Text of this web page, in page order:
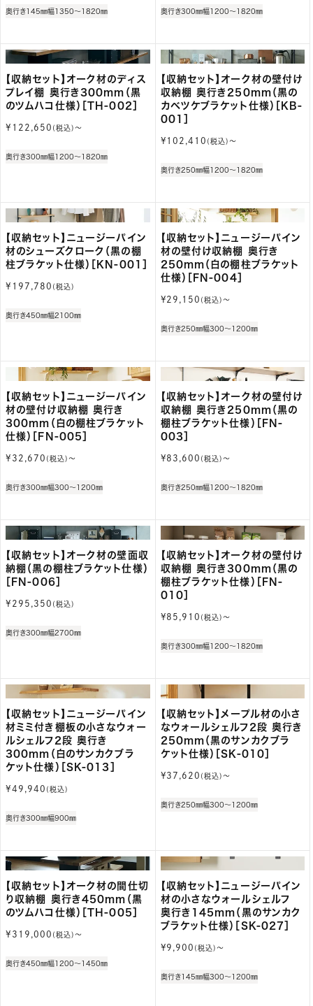
格
奥行き145㎜幅1350～1820㎜
格
奥行き300㎜幅1200～1820㎜
【収納セット】オーク材のディス
プレイ棚 奥行き300mm（黒
のツムハコ仕様）［TH-002］
通
格
¥122,650 (税込)〜
奥行き300㎜幅1200～1820㎜
【収納セット】オーク材の壁付け
収納棚 奥行き250mm（黒の
カベツケブラケット仕様）［KB-
001］
通
格
¥102,410 (税込)〜
奥行き250㎜幅1200～1820㎜
【収納セット】ニュージーパイン
材のシューズクローク（黒の棚
柱ブラケット仕様）［KN-001］
通
格
¥197,780 (税込)
奥行き450㎜幅2100㎜
【収納セット】ニュージーパイン
材の壁付け収納棚 奥行き
250mm（白の棚柱ブラケット
仕様）［FN-004］
通
格
¥29,150 (税込)〜
奥行き250㎜幅300～1200㎜
【収納セット】ニュージーパイン
材の壁付け収納棚 奥行き
300mm（白の棚柱ブラケット
仕様）［FN-005］
通
格
¥32,670 (税込)〜
奥行き300㎜幅300～1200㎜
【収納セット】オーク材の壁付け
収納棚 奥行き250mm（黒の
棚柱ブラケット仕様）［FN-
003］
通
格
¥83,600 (税込)〜
奥行き250㎜幅1200～1820㎜
【収納セット】オーク材の壁面収
納棚（黒の棚柱ブラケット仕様）
［FN-006］
通
格
¥295,350 (税込)
奥行き300㎜幅2700㎜
【収納セット】オーク材の壁付け
収納棚 奥行き300mm（黒の
棚柱ブラケット仕様）［FN-
010］
通
格
¥85,910 (税込)〜
奥行き300㎜幅1200～1820㎜
【収納セット】ニュージーパイン
材ミミ付き棚板の小さなウォー
ルシェルフ2段 奥行き
300mm（白のサンカクブラ
ケット仕様）［SK-013］
通
格
¥49,940 (税込)
奥行き300㎜幅900㎜
【収納セット】メープル材の小さ
なウォールシェルフ2段 奥行き
250mm（黒のサンカクブラ
ケット仕様）［SK-010］
通
格
¥37,620 (税込)〜
奥行き250㎜幅300～1200㎜
【収納セット】オーク材の間仕切
り収納棚 奥行き450mm（黒
のツムハコ仕様）［TH-005］
通
格
¥319,000 (税込)〜
奥行き450㎜幅1200～1450㎜
【収納セット】ニュージーパイン
材の小さなウォールシェルフ
奥行き145mm（黒のサンカク
ブラケット仕様）［SK-027］
通
格
¥9,900 (税込)〜
奥行き145㎜幅300～1200㎜